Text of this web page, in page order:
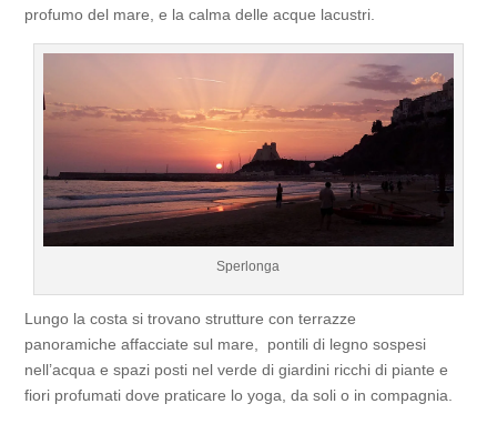
profumo del mare, e la calma delle acque lacustri.
Sperlonga
Lungo la costa si trovano strutture con terrazze
panoramiche affacciate sul mare, pontili di legno sospesi
nell’acqua e spazi posti nel verde di giardini ricchi di piante e
fiori profumati dove praticare lo yoga, da soli o in compagnia.